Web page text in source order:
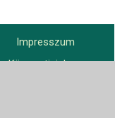
Impresszum
Központjaink